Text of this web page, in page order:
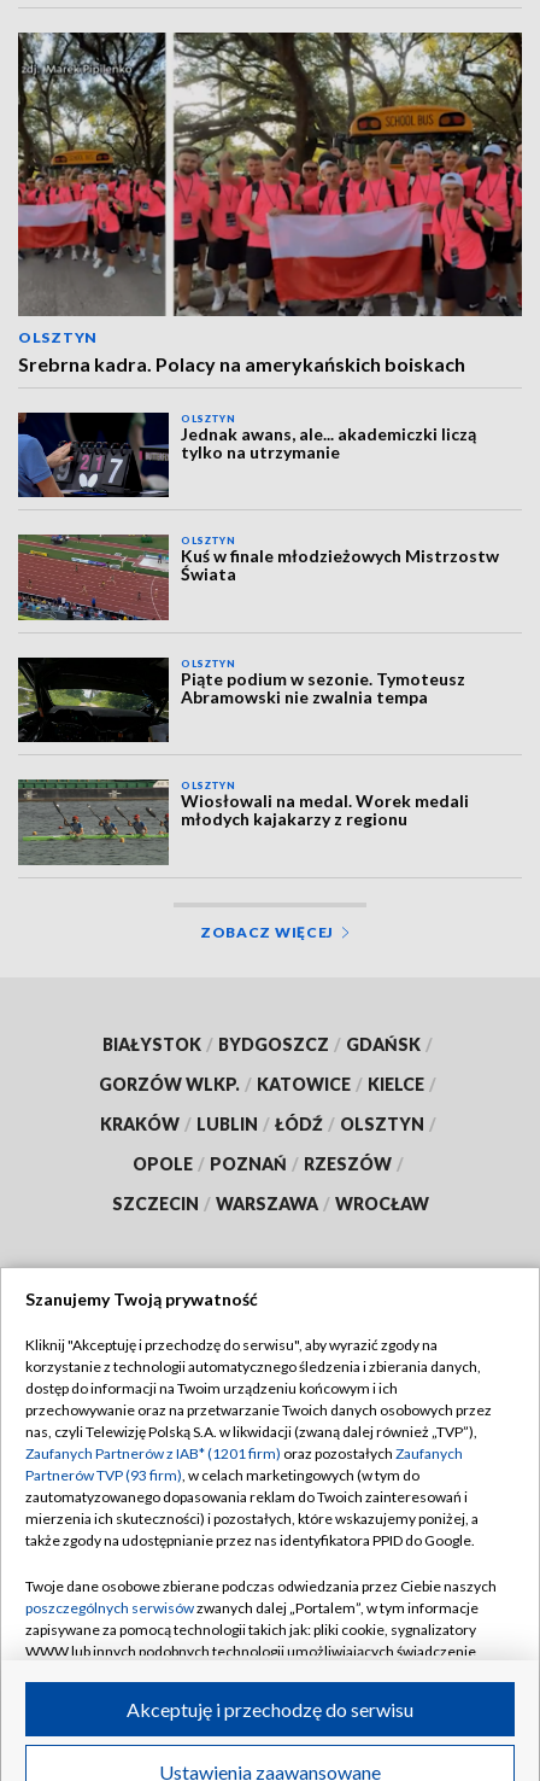
OLSZTYN
Srebrna kadra. Polacy na amerykańskich boiskach
OLSZTYN
Jednak awans, ale... akademiczki liczą
tylko na utrzymanie
OLSZTYN
Kuś w finale młodzieżowych Mistrzostw
Świata
OLSZTYN
Piąte podium w sezonie. Tymoteusz
Abramowski nie zwalnia tempa
OLSZTYN
Wiosłowali na medal. Worek medali
młodych kajakarzy z regionu
ZOBACZ WIĘCEJ
BIAŁYSTOK / BYDGOSZCZ / GDAŃSK /
GORZÓW WLKP. / KATOWICE / KIELCE /
KRAKÓW / LUBLIN / ŁÓDŹ / OLSZTYN /
OPOLE / POZNAŃ / RZESZÓW /
SZCZECIN / WARSZAWA / WROCŁAW
TVP
Abonament TVP
Emisja w TVP
Centrum informacji TVP
Naziemna Telewizja Cyfrowa
Rada Programowa
System NOS
Informacje o nadawcy
Program dla prasy
Regulamin TVP
Polityka prywatności
Moje zgody
Pomoc
Kontakt
Kanały
©2026 Telewizja Polska S.A. w likwidacji
Szanujemy Twoją prywatność
Kliknij "Akceptuję i przechodzę do serwisu", aby wyrazić zgody na
korzystanie z technologii automatycznego śledzenia i zbierania danych,
dostęp do informacji na Twoim urządzeniu końcowym i ich
przechowywanie oraz na przetwarzanie Twoich danych osobowych przez
nas, czyli Telewizję Polską S.A. w likwidacji (zwaną dalej również „TVP”),
Zaufanych Partnerów z IAB* (1201 firm) oraz pozostałych Zaufanych
Partnerów TVP (93 firm), w celach marketingowych (w tym do
zautomatyzowanego dopasowania reklam do Twoich zainteresowań i
mierzenia ich skuteczności) i pozostałych, które wskazujemy poniżej, a
także zgody na udostępnianie przez nas identyfikatora PPID do Google.
Twoje dane osobowe zbierane podczas odwiedzania przez Ciebie naszych
poszczególnych serwisówzwanych dalej „Portalem”, w tym informacje
zapisywane za pomocą technologii takich jak: pliki cookie, sygnalizatory
WWW lub innych podobnych technologii umożliwiających świadczenie
ruchu w Internecie.
Twoje dane osobowe zbierane podczas odwiedzania przez Ciebie
Ustawienia zaawansowane
Akceptuję i przechodzę do serwisu